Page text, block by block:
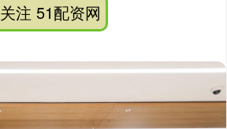
关注 51配资网